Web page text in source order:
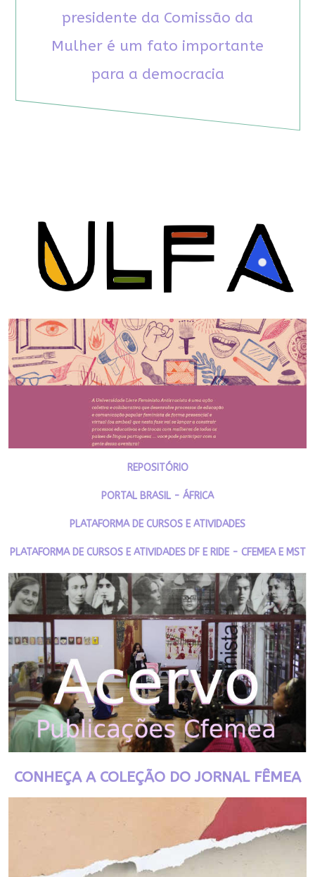
presidente da Comissão da
Mulher é um fato importante
para a democracia
REPOSITÓRIO
PORTAL BRASIL - ÁFRICA
PLATAFORMA DE CURSOS E ATIVIDADES
PLATAFORMA DE CURSOS E ATIVIDADES DF E RIDE - CFEMEA E MST
CONHEÇA A COLEÇÃO DO JORNAL FÊMEA